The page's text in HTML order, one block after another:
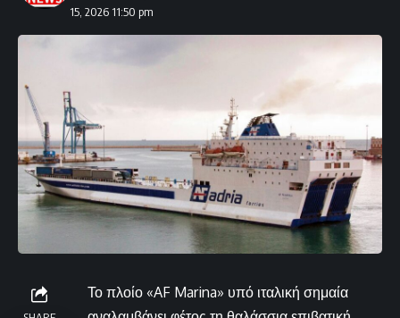
15, 2026 11:50 pm
Το πλοίο «AF Marina» υπό ιταλική σημαία